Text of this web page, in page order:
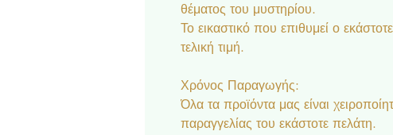
θέματος του μυστηρίου.
Το εικαστικό που επιθυμεί ο
τελική τιμή.
Χρόνος Παραγωγής:
Όλα τα προϊόντα μας είναι
παραγγελίας του εκάστοτε πελάτη.